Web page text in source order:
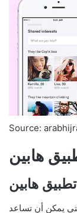
Source:
هابين
هابين
يمكن أن تساعد